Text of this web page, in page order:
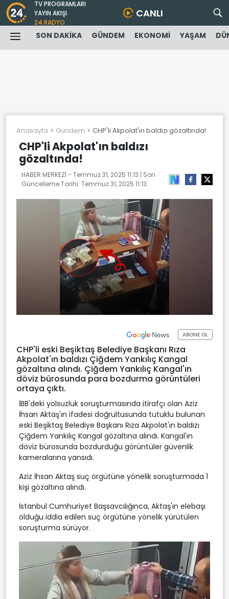
TV PROGRAMLARI
YAYIN AKIŞI
24 RADYO
CANLI
SON DAKİKA GÜNDEM EKONOMİ YAŞAM
Anasayfa Gundem CHP'li Akpolat'ın baldızı gözaltında!
CHP'li Akpolat'ın baldızı
gözaltında!
HABER MERKEZİ - Temmuz 31, 2025 11:13 | Son
Güncelleme Tarihi: Temmuz 31, 2025 11:13
ABONE OL
CHP'li eski Beşiktaş Belediye Başkanı Rıza
Akpolat'ın baldızı Çiğdem Yankılıç Kangal
gözaltına alındı. Çiğdem Yankılıç Kangal'ın
döviz bürosunda para bozdurma görüntüleri
ortaya çıktı.
İBB'deki yolsuzluk soruşturmasında itirafçı olan Aziz
İhsan Aktaş'ın ifadesi doğrultusunda tutuklu bulunan
eski Beşiktaş Belediye Başkanı Rıza Akpolat'ın baldızı
Çiğdem Yankılıç Kangal gözaltına alındı. Kangal'ın
döviz bürosunda bozdurduğu görüntüler güvenlik
kameralarına yansıdı.
Aziz İhsan Aktaş suç örgütüne yönelik soruşturmada 1
kişi gözaltına alındı.
İstanbul Cumhuriyet Başsavcılığınca, Aktaş'ın elebaşı
olduğu iddia edilen suç örgütüne yönelik yürütülen
soruşturma sürüyor.